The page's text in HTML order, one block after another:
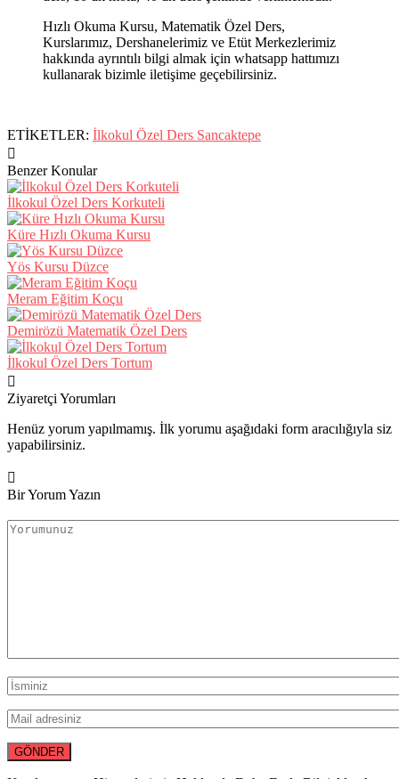
Hızlı Okuma Kursu, Matematik Özel Ders,
Kurslarımız, Dershanelerimiz ve Etüt Merkezlerimiz
hakkında ayrıntılı bilgi almak için whatsapp hattımızı
kullanarak bizimle iletişime geçebilirsiniz.
ETİKETLER: İlkokul Özel Ders Sancaktepe
Benzer Konular
İlkokul Özel Ders Korkuteli
Küre Hızlı Okuma Kursu
Yös Kursu Düzce
Meram Eğitim Koçu
Demirözü Matematik Özel Ders
İlkokul Özel Ders Tortum
Ziyaretçi Yorumları
Henüz yorum yapılmamış. İlk yorumu aşağıdaki form aracılığıyla siz
yapabilirsiniz.
Bir Yorum Yazın